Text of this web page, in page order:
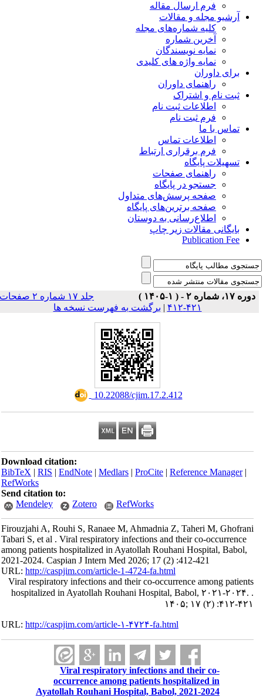
فرم ارسال مقاله
آرشیو مجله و مقالات
کلیه شماره‌های مجله
آخرین شماره
نمایه نویسندگان
نمایه واژه های کلیدی
برای داوران
راهنمای داوران
ثبت نام و اشتراک
اطلاعات ثبت نام
فرم ثبت نام
تماس با ما
اطلاعات تماس
فرم برقراری ارتباط
تسهیلات پایگاه
راهنمای صفحات
جستجو در پایگاه
صفحه پرسش‌های متداول
صفحه برترین‌های پایگاه
اطلاع‌رسانی به دوستان
بایگانی مقالات زیر چاپ
Publication Fee
دوره ۱۷، شماره ۲ - ( ۱-۱۴۰۵ )
جلد ۱۷ شماره ۲ صفحات
۴۲۱-۴۱۲
|برگشت به فهرست نسخه ها
‎ 10.22088/cjim.17.2.412
Download citation:
BibTeX|RIS|EndNote|Medlars|ProCite|Reference Manager
RefWorks
Send citation to:
Mendeley
Zotero RefWorks
Firouzjahi A, Rouhi S, Ranaee M, Ahmadnia Z, Taheri M, Ghofrani
Tabari S, et al . Viral respiratory infections and their co-occurrence
among patients hospitalized in Ayatollah Rouhani Hospital, Babol,
2021-2024. Caspian J Intern Med 2026; 17 (2) :412-421
URL:http://caspjim.com/article-1-4724-fa.html
Viral respiratory infections and their co-occurrence among patients
hospitalized in Ayatollah Rouhani Hospital, Babol, ۲۰۲۱-۲۰۲۴. .
۱۴۰۵; ۱۷ (۲) :۴۱۲-۴۲۱
URL:http://caspjim.com/article-۱-۴۷۲۴-fa.html
Viral respiratory infections and their co-
occurrence among patients hospitalized in
Ayatollah Rouhani Hospital, Babol, 2021-2024